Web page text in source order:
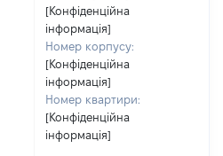
[Конфіденційна
інформація]
Номер корпусу:
[Конфіденційна
інформація]
Номер квартири:
[Конфіденційна
інформація]